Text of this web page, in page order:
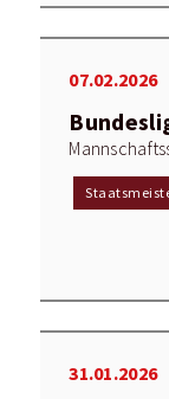
07.02.2026
31.01.2026